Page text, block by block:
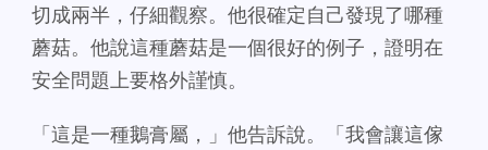
切成兩半，仔細觀察。他很確定自己發現了哪種
蘑菇。他說這種蘑菇是一個很好的例子，證明在
安全問題上要格外謹慎。
「這是一種鵝膏屬，」他告訴說。「我會讓這傢